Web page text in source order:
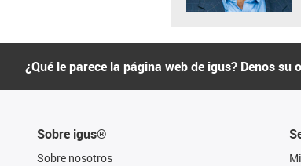
¿Qué le parece la página web de igus? Denos su
Sobre igus®
Sobre nosotros